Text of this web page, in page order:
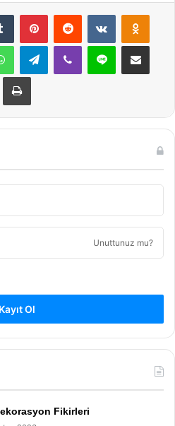
Tumblr PinterestReddit VKontakte
WhatsAppTelegramViber Line E-Posta ile
Yazdır
Unuttunuz mu?
Kayıt Ol
Fikirleri